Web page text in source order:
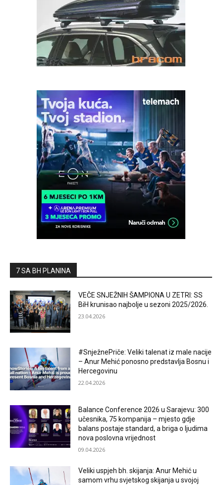
7 SA BH PLANINA
VEČE SNJEŽNIH ŠAMPIONA U ZETRI: SS
BiH krunisao najbolje u sezoni 2025/2026.
23.04.2026
#SnježnePriče: Veliki talenat iz male nacije
– Anur Mehić ponosno predstavlja Bosnu i
Hercegovinu
22.04.2026
Balance Conference 2026 u Sarajevu: 300
učesnika, 75 kompanija – mjesto gdje
balans postaje standard, a briga o ljudima
nova poslovna vrijednost
09.04.2026
Veliki uspjeh bh. skijanja: Anur Mehić u
samom vrhu svjetskog skijanja u svojoj